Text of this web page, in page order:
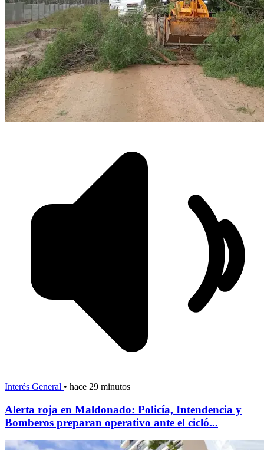
Interés General • hace 29 minutos
Alerta roja en Maldonado: Policía, Intendencia y
Bomberos preparan operativo ante el cicló...